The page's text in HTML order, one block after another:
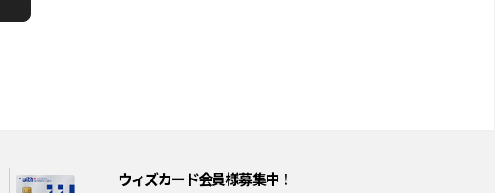
ウィズカード会員様募集中！